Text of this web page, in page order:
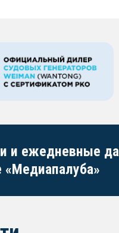
и ежедневные
«Медиапалуба»